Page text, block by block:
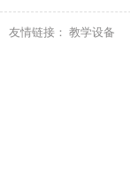
友情链接： 教学设备